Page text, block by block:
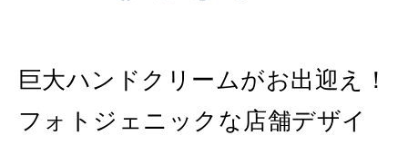
2026年3月号「スイーツ予想図 2026」
2026年2月号「良運を掴む 新・開運術。」
巨大ハンドクリームがお出迎え！
フォトジェニックな店舗デザイ